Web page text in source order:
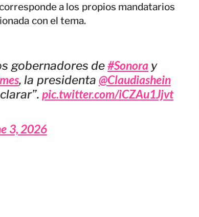
a los propios mandatarios
con el tema.
gobernadores de#Sonora y
, la presidenta @Claudiashein
pic.twitter.com/iCZAu1Jjvt
3, 2026